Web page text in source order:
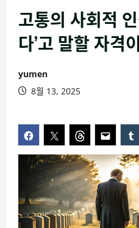
고통의 사회적
다’고 말할 자격
yumen
8월 13, 2025